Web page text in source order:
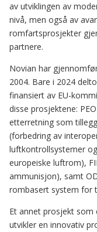
av utviklingen av
nivå, men også av
romfartsprosjekter
partnere.
Novian har
2004. Bare i 2024
finansiert av EU-
disse prosjektene:
etterretning som
(forbedring av
luftkontrollsystemer
europeiske luftrom),
ammunisjon), samt
rombasert system for
Et annet prosjekt som
utvikler en innovativ